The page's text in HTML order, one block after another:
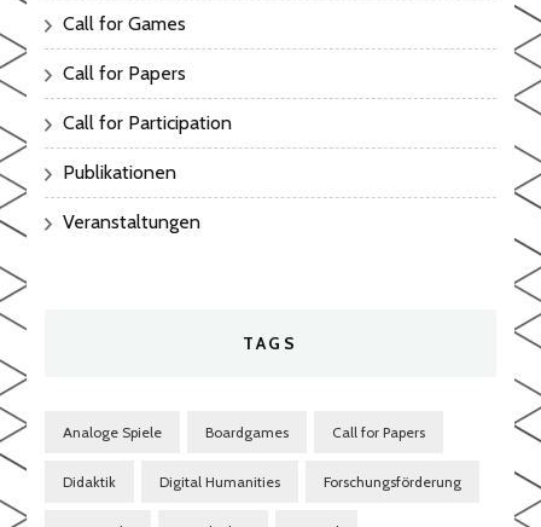
Call for Games
Call for Papers
Call for Participation
Publikationen
Veranstaltungen
TAGS
Analoge Spiele Boardgames Call for Papers
Didaktik Digital Humanities Forschungsförderung